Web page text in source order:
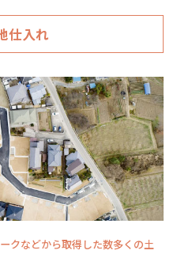
仕入れ
クなどから取得した数多くの土